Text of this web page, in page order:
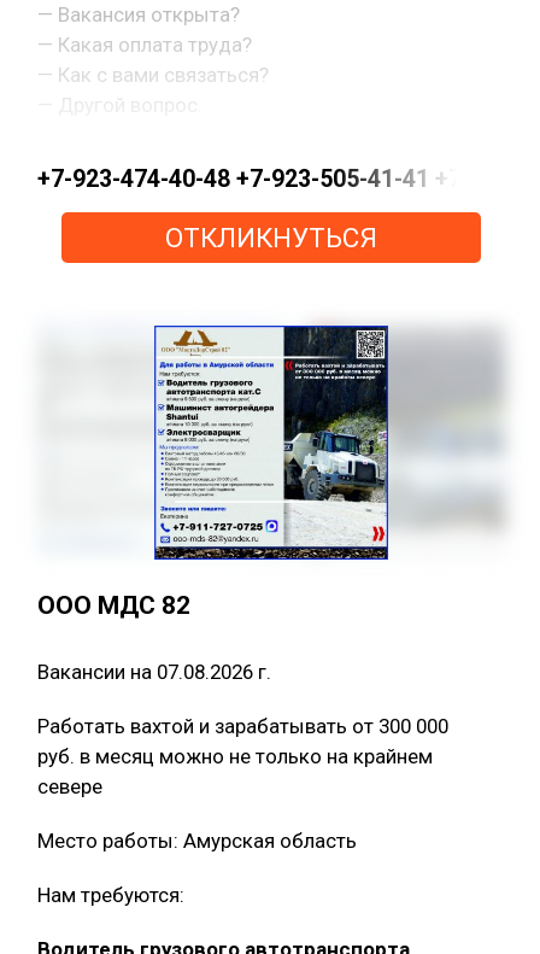
— Вакансия открыта?
— Какая оплата труда?
— Как с вами связаться?
+7-923-474-40-48 +7-923-505-41-41 +7-923-
ОТКЛИКНУТЬСЯ
ООО МДС 82
Вакансии на 07.08.2026 г.
Работать вахтой и зарабатывать от 300 000
руб. в месяц можно не только на крайнем
севере
Место работы: Амурская область
Нам требуются: